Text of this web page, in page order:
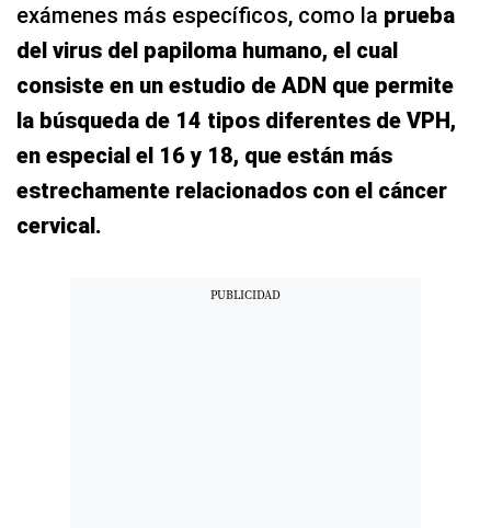
exámenes más específicos, como la prueba
del virus del papiloma humano, el cual
consiste en un estudio de ADN que permite
la búsqueda de 14 tipos diferentes de VPH,
en especial el 16 y 18, que están más
estrechamente relacionados con el cáncer
cervical.